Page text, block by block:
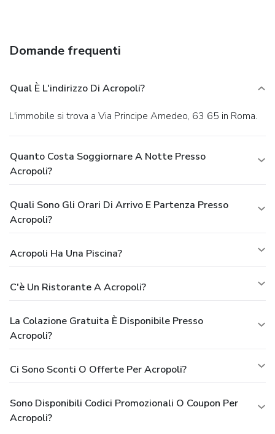
Domande frequenti
Qual È L'indirizzo Di Acropoli?
L'immobile si trova a Via Principe Amedeo, 63 65 in Roma.
Quanto Costa Soggiornare A Notte Presso
Acropoli?
Quali Sono Gli Orari Di Arrivo E Partenza Presso
Acropoli?
Acropoli Ha Una Piscina?
C'è Un Ristorante A Acropoli?
La Colazione Gratuita È Disponibile Presso
Acropoli?
Ci Sono Sconti O Offerte Per Acropoli?
Sono Disponibili Codici Promozionali O Coupon Per
Acropoli?